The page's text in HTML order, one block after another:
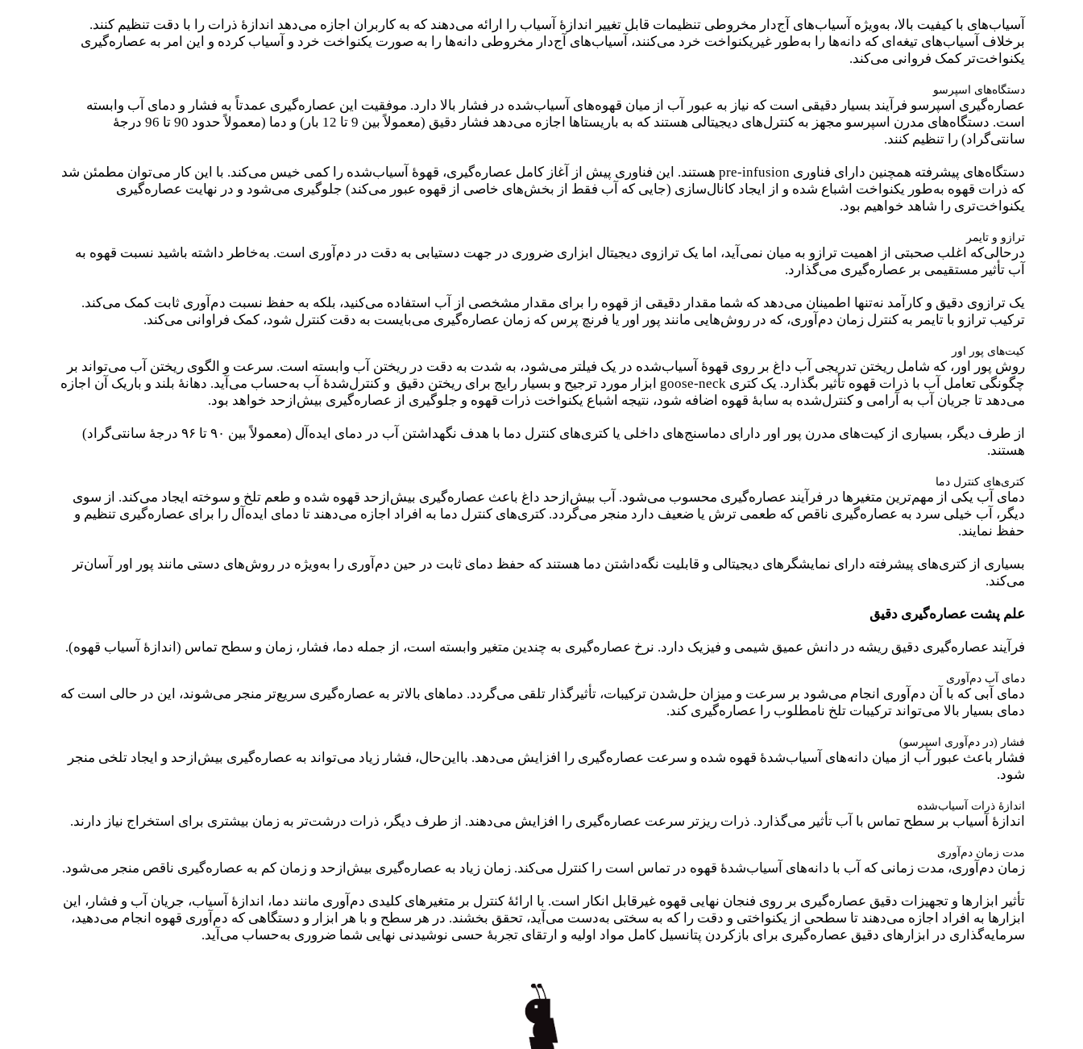
آسیاب‌های با کیفیت بالا، به‌ویژه آسیاب‌های آج‌دار مخروطی تنظیمات قابل تغییر اندازهٔ آسیاب را ارائه می‌دهند که به کاربران اجازه می‌دهد اندازهٔ ذرات را با دقت تنظیم کنند.
برخلاف آسیاب‌های تیغه‌ای که دانه‌ها را به‌طور غیریکنواخت خرد می‌کنند، آسیاب‌های آج‌دار مخروطی دانه‌ها را به صورت یکنواخت خرد و آسیاب کرده و این امر به عصاره‌گیری
یکنواخت‌تر کمک فروانی می‌کند.
دستگاه‌های اسپرسو
عصاره‌گیری اسپرسو فرآیند بسیار دقیقی است که نیاز به عبور آب از میان قهوه‌های آسیاب‌شده در فشار بالا دارد. موفقیت این عصاره‌گیری عمدتاً به فشار و دمای آب وابسته
است. دستگاه‌های مدرن اسپرسو مجهز به کنترل‌های دیجیتالی هستند که به باریستاها اجازه می‌دهد فشار دقیق (معمولاً بین 9 تا 12 بار) و دما (معمولاً حدود 90 تا 96 درجهٔ
سانتی‌گراد) را تنظیم کنند.
دستگاه‌های پیشرفته همچنین دارای فناوری pre-infusion هستند. این فناوری پیش از آغاز کامل عصاره‌گیری، قهوهٔ آسیاب‌شده را کمی خیس می‌کند. با این کار می‌توان مطمئن شد
که ذرات قهوه به‌طور یکنواخت اشباع شده و از ایجاد کانال‌سازی (جایی که آب فقط از بخش‌های خاصی از قهوه عبور می‌کند) جلوگیری می‌شود و در نهایت عصاره‌گیری
یکنواخت‌تری را شاهد خواهیم بود.
ترازو و تایمر
در‌حالی‌که اغلب صحبتی از اهمیت ترازو به میان نمی‌آید، اما یک ترازوی دیجیتال ابزاری ضروری در جهت دستیابی به دقت در دم‌آوری است. به‌خاطر داشته باشید نسبت قهوه به
آب تأثیر مستقیمی بر عصاره‌گیری می‌گذارد.
یک ترازوی دقیق و کارآمد نه‌تنها اطمینان می‌دهد که شما مقدار دقیقی از قهوه را برای مقدار مشخصی از آب استفاده می‌کنید، بلکه به حفظ نسبت دم‌آوری ثابت کمک می‌کند.
ترکیب ترازو با تایمر به کنترل زمان دم‌آوری، که در روش‌هایی مانند پور اور یا فرنچ پرس که زمان عصاره‌گیری می‌بایست به دقت کنترل شود، کمک فراوانی می‌کند.
کیت‌های پور اور
روش پور اور، که شامل ریختن تدریجی آب داغ بر روی قهوهٔ آسیاب‌شده در یک فیلتر می‌شود، به شدت به دقت در ریختن آب وابسته است. سرعت و الگوی ریختن آب می‌تواند بر
چگونگی تعامل آب با ذرات قهوه تأثیر بگذارد. یک کتری goose-neck ابزار مورد ترجیح و بسیار رایج برای ریختن دقیق و کنترل‌شدهٔ آب به‌حساب می‌آید. دهانهٔ بلند و باریک آن اجازه
می‌دهد تا جریان آب به آرامی و کنترل‌شده به سابهٔ قهوه اضافه شود، نتیجه اشباع یکنواخت ذرات قهوه و جلوگیری از عصاره‌گیری بیش‌ازحد خواهد بود.
از طرف دیگر، بسیاری از کیت‌های مدرن پور اور دارای دماسنج‌های داخلی یا کتری‌های کنترل دما با هدف نگهداشتن آب در دمای ایده‌آل (معمولاً بین ۹۰ تا ۹۶ درجهٔ سانتی‌گراد‌)
هستند.
کتری‌های کنترل دما
دمای آب یکی از مهم‌ترین متغیرها در فرآیند عصاره‌گیری محسوب می‌شود. آب بیش‌ازحد داغ باعث عصاره‌گیری بیش‌ازحد قهوه شده و طعم تلخ و سوخته ایجاد می‌کند. از سوی
دیگر، آب خیلی سرد به عصاره‌گیری ناقص که طعمی ترش یا ضعیف دارد منجر می‌گردد. کتری‌های کنترل دما به افراد اجازه می‌دهند تا دمای ایده‌آل را برای عصاره‌گیری تنظیم و
حفظ نمایند.
بسیاری از کتری‌های پیشرفته دارای نمایشگرهای دیجیتالی و قابلیت نگه‌داشتن دما هستند که حفظ دمای ثابت در حین دم‌آوری را به‌ویژه در روش‌های دستی مانند پور اور آسان‌تر
می‌کند.
علم پشت عصاره‌گیری دقیق
فرآیند عصاره‌گیری دقیق ریشه در دانش عمیق شیمی و فیزیک دارد. نرخ عصاره‌گیری به چندین متغیر وابسته است، از جمله دما، فشار، زمان و سطح تماس (اندازهٔ آسیاب قهوه).
دمای آب دم‌آوری
دمای آبی که با آن دم‌آوری انجام می‌شود بر سرعت و میزان حل‌شدن ترکیبات، تأثیرگذار تلقی می‌گردد. دماهای بالاتر به عصاره‌گیری سریع‌تر منجر می‌شوند، این در حالی است که
دمای بسیار بالا می‌تواند ترکیبات تلخ نامطلوب را عصاره‌گیری کند.
فشار (در دم‌آوری اسپرسو)
فشار باعث عبور آب از میان دانه‌های آسیاب‌شدهٔ قهوه شده و سرعت عصاره‌گیری را افزایش می‌دهد. بااین‌حال، فشار زیاد می‌تواند به عصاره‌گیری بیش‌ازحد و ایجاد تلخی منجر
شود.
اندازهٔ ذرات آسیاب‌شده
اندازهٔ آسیاب بر سطح تماس با آب تأثیر می‌گذارد. ذرات ریزتر سرعت عصاره‌گیری را افزایش می‌دهند. از طرف دیگر، ذرات درشت‌تر به زمان بیشتری برای استخراج نیاز دارند.
مدت زمان دم‌آوری
زمان دم‌آوری، مدت زمانی که آب با دانه‌های آسیاب‌شدهٔ قهوه در تماس است را کنترل می‌کند. زمان زیاد به عصاره‌گیری بیش‌ازحد و زمان کم به عصاره‌گیری ناقص منجر می‌شود.
تأثیر ابزارها و تجهیزات دقیق عصاره‌گیری بر روی فنجان نهایی قهوه غیرقابل انکار است. با ارائهٔ کنترل بر متغیرهای کلیدی دم‌آوری مانند دما، اندازهٔ آسیاب، جریان آب و فشار، این
ابزارها به افراد اجازه می‌دهند تا سطحی از یکنواختی و دقت را که به سختی به‌دست می‌آید، تحقق بخشند. در هر سطح و با هر ابزار و دستگاهی که دم‌آوری قهوه انجام می‌دهید،
سرمایه‌گذاری در ابزارهای دقیق عصاره‌گیری برای بازکردن پتانسیل کامل مواد اولیه و ارتقای تجربهٔ حسی نوشیدنی نهایی شما ضروری به‌حساب می‌آید.